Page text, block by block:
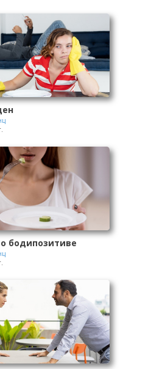
бодипозитиве